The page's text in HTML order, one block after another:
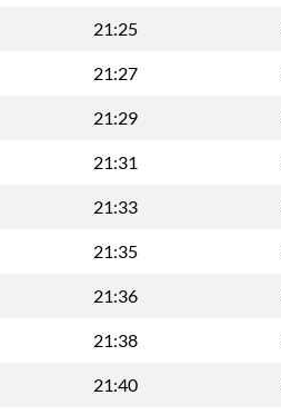
21:25
21:27
21:29
21:31
21:33
21:35
21:36
21:38
21:40